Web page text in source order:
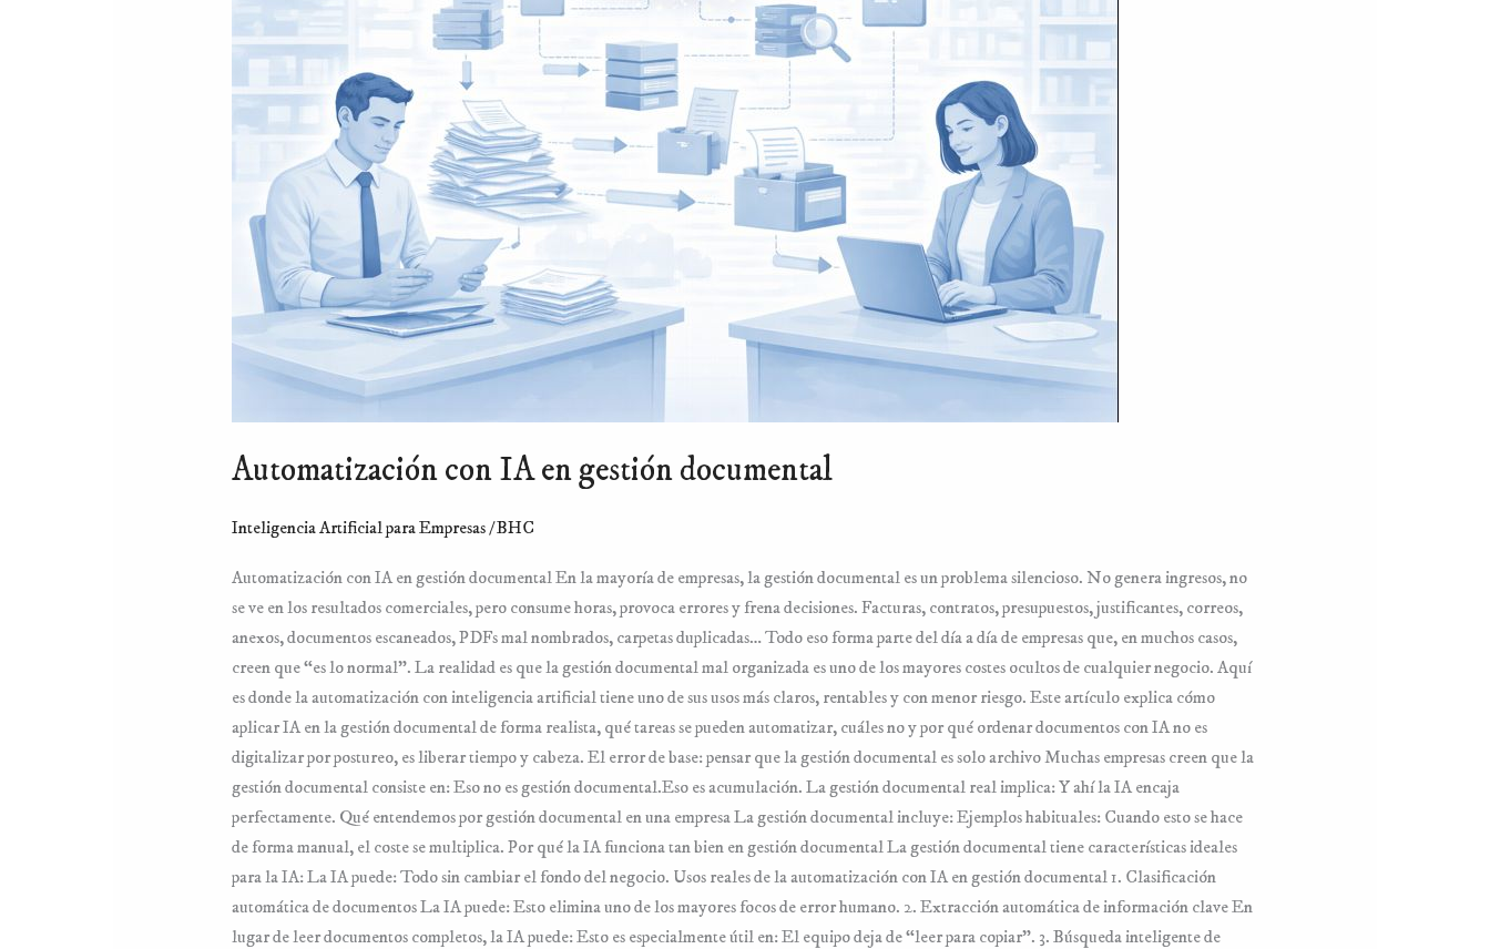
E-COMMERCE
Auditoría 360º
CRO E-Commerce
Shopify /
WooCommerce
GROWTH & MARKETING ↗
Automatización con IA en gestión documental
Inteligencia Artificial para Empresas/BHC
Automatización con IA en gestión documental En la mayoría de empresas, la gestión documental es un problema silencioso. No genera ingresos, no
se ve en los resultados comerciales, pero consume horas, provoca errores y frena decisiones. Facturas, contratos, presupuestos, justificantes, correos,
anexos, documentos escaneados, PDFs mal nombrados, carpetas duplicadas… Todo eso forma parte del día a día de empresas que, en muchos casos,
creen que “es lo normal”. La realidad es que la gestión documental mal organizada es uno de los mayores costes ocultos de cualquier negocio. Aquí
es donde la automatización con inteligencia artificial tiene uno de sus usos más claros, rentables y con menor riesgo. Este artículo explica cómo
aplicar IA en la gestión documental de forma realista, qué tareas se pueden automatizar, cuáles no y por qué ordenar documentos con IA no es
digitalizar por postureo, es liberar tiempo y cabeza. El error de base: pensar que la gestión documental es solo archivo Muchas empresas creen que la
gestión documental consiste en: Eso no es gestión documental.Eso es acumulación. La gestión documental real implica: Y ahí la IA encaja
perfectamente. Qué entendemos por gestión documental en una empresa La gestión documental incluye: Ejemplos habituales: Cuando esto se hace
de forma manual, el coste se multiplica. Por qué la IA funciona tan bien en gestión documental La gestión documental tiene características ideales
para la IA: La IA puede: Todo sin cambiar el fondo del negocio. Usos reales de la automatización con IA en gestión documental 1. Clasificación
automática de documentos La IA puede: Esto elimina uno de los mayores focos de error humano. 2. Extracción automática de información clave En
lugar de leer documentos completos, la IA puede: Esto es especialmente útil en: El equipo deja de “leer para copiar”. 3. Búsqueda inteligente de